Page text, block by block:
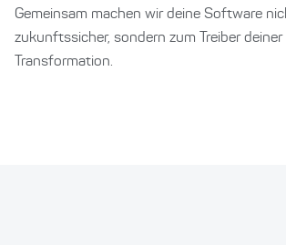
Gemeinsam machen wir deine Software
zukunftssicher, sondern zum Treiber deiner
Transformation.